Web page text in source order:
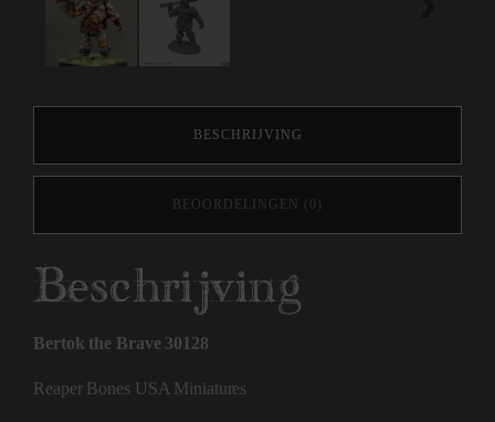
BESCHRIJVING
BEOORDELINGEN (0)
Beschrijving
Bertok the Brave 30128
Reaper Bones USA Miniatures